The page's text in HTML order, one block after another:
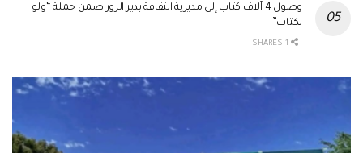
وصول 4 آلاف كتاب إلى مديرية الثقافة بدير الزور ضمن حملة “ولو
بكتاب”